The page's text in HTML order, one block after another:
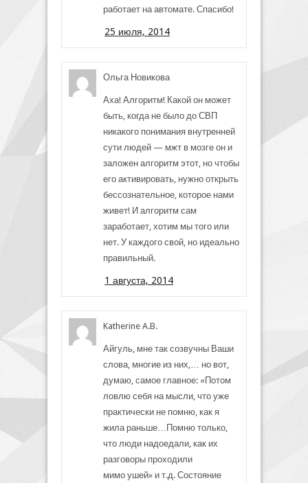
работает на автомате. Спасибо!
25 июля, 2014
Ольга Новикова
Аха! Алгоритм! Какой он может
быть, когда не было до СВП
никакого понимания внутренней
сути людей — мжт в мозге он и
заложен алгоритм этот, но чтобы
его активировать, нужно открыть
бессознательное, которое нами
живет! И алгоритм сам
заработает, хотим мы того или
нет. У каждого свой, но идеально
правильный.
1 августа, 2014
Katherine A.B.
Айгуль, мне так созвучны Ваши
слова, многие из них,… но вот,
думаю, самое главное: «Потом
ловлю себя на мысли, что уже
практически не помню, как я
жила раньше…Помню только,
что люди надоедали, как их
разговоры проходили
мимо ушей» и т.д. Состояние